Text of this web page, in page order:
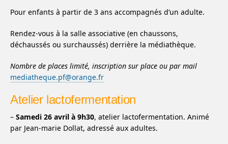
Pour enfants à partir de 3 ans accompagnés d’un adulte.
Rendez-vous à la salle associative (en chaussons,
déchaussés ou surchaussés) derrière la médiathèque.
Nombre de places limité, inscription sur place ou par mail
mediatheque.pf@orange.fr
Atelier lactofermentation
– Samedi 26 avril à 9h30, atelier lactofermentation. Animé
par Jean-marie Dollat, adressé aux adultes.